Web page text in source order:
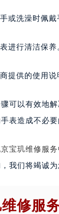
或洗澡时佩戴
进行清洁保养
提供的使用说
可以有效地
表造成不必要
宝玑维修服
我们将竭诚为
修服